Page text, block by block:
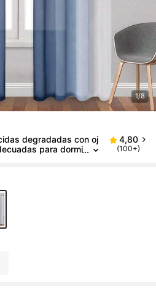
1/8
degradadas con oj
para dormi
4,80
(100+)